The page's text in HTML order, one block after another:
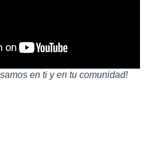
en ti y en tu comunidad!